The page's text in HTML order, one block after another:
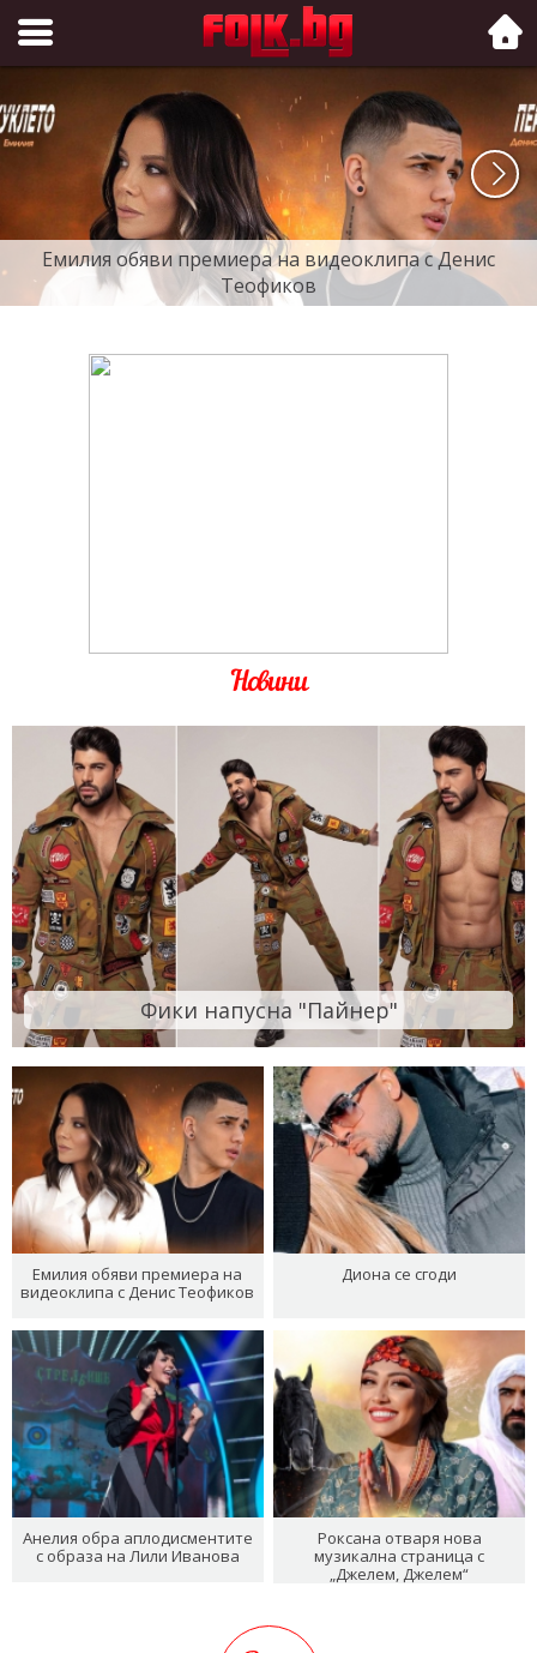
Folk.bg
Емилия обяви премиера на видеоклипа с Денис
Теофиков
Новини
Фики напусна "Пайнер"
Емилия обяви премиера на
видеоклипа с Денис Теофиков
Диона се сгоди
Анелия обра аплодисментите
с образа на Лили Иванова
Роксана отваря нова
музикална страница с
„Джелем, Джелем“